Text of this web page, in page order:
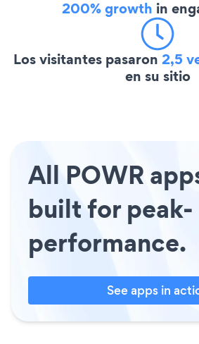
200% growth in
Los visitantes pasaron 2,5
en su sitio
All POWR
built for peak-
performance.
See apps in